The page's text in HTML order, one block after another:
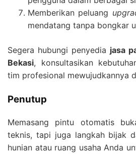
Memberikan peluang
mendatang tanpa bongkar
Segera hubungi penyedia jasa
Bekasi, konsultasikan
tim profesional mewujudkannya
Penutup
Memasang pintu otomatis
teknis, tapi juga langkah bijak
hunian atau ruang usaha Anda